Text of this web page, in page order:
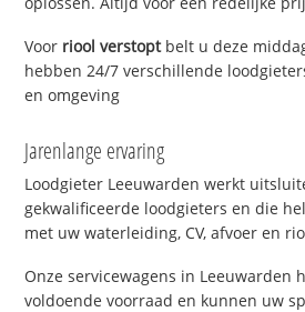
Voor riool verstoptbelt u deze
hebben 24/7 verschillende
en omgeving
Jarenlange ervaring
Loodgieter Leeuwarden werkt
gekwalificeerde loodgieters en die
met uw waterleiding, CV, afvoer en
Onze servicewagens in Leeuwarden
voldoende voorraad en kunnen uw